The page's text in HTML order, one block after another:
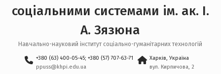
соціальними системами ім. ак. І.
А. Зязюна
Навчально-науковий інститут соціально-гуманітарних технологій
+380 (63) 400-05-45; +380 (57) 707-63-71
ppuss@khpi.edu.ua
Харків, Україна
вул. Кирпичова, 2